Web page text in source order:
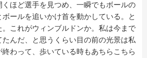
ほど選手を見つめ、一瞬でもボールの
ールを追いかけ首を動かしている。と
これがウィンブルドンか。私は今まで
たんだ、と思うくらい目の前の光景は私
わって、歩いている時もあちらこちら